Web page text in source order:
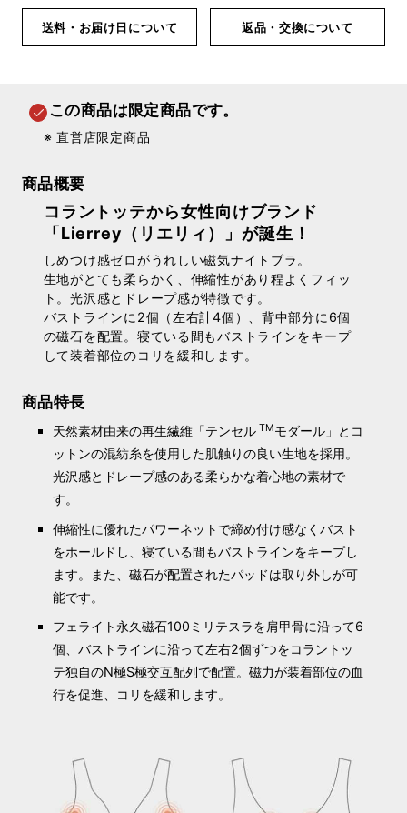
送料・お届け日について 返品・交換について
この商品は限定商品です。
※ 直営店限定商品
商品概要
コラントッテから女性向けブランド
「Lierrey（リエリィ）」が誕生！
しめつけ感ゼロがうれしい磁気ナイトブラ。
生地がとても柔らかく、伸縮性があり程よくフィッ
ト。光沢感とドレープ感が特徴です。
バストラインに2個（左右計4個）、背中部分に6個
の磁石を配置。寝ている間もバストラインをキープ
して装着部位のコリを緩和します。
商品特長
天然素材由来の再生繊維「テンセル TMモダール」とコ
ットンの混紡糸を使用した肌触りの良い生地を採用。
光沢感とドレープ感のある柔らかな着心地の素材で
す。
伸縮性に優れたパワーネットで締め付け感なくバスト
をホールドし、寝ている間もバストラインをキープし
ます。また、磁石が配置されたパッドは取り外しが可
能です。
フェライト永久磁石100ミリテスラを肩甲骨に沿って6
個、バストラインに沿って左右2個ずつをコラントッ
テ独自のN極S極交互配列で配置。磁力が装着部位の血
行を促進、コリを緩和します。